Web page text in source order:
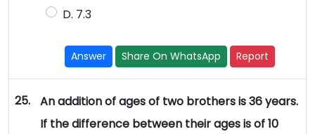
D. 7.3
Answer Share On WhatsApp Report
25.
An addition of ages of two brothers is 36 years.
If the difference between their ages is of 10